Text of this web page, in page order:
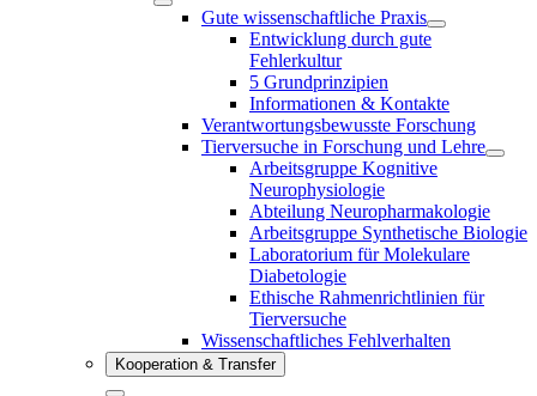
Gute wissenschaftliche Praxis
Entwicklung durch gute
Fehlerkultur
5 Grundprinzipien
Informationen & Kontakte
Verantwortungsbewusste Forschung
Tierversuche in Forschung und Lehre
Arbeitsgruppe Kognitive
Neurophysiologie
Abteilung Neuropharmakologie
Arbeitsgruppe Synthetische Biologie
Laboratorium für Molekulare
Diabetologie
Ethische Rahmenrichtlinien für
Tierversuche
Wissenschaftliches Fehlverhalten
Kooperation & Transfer